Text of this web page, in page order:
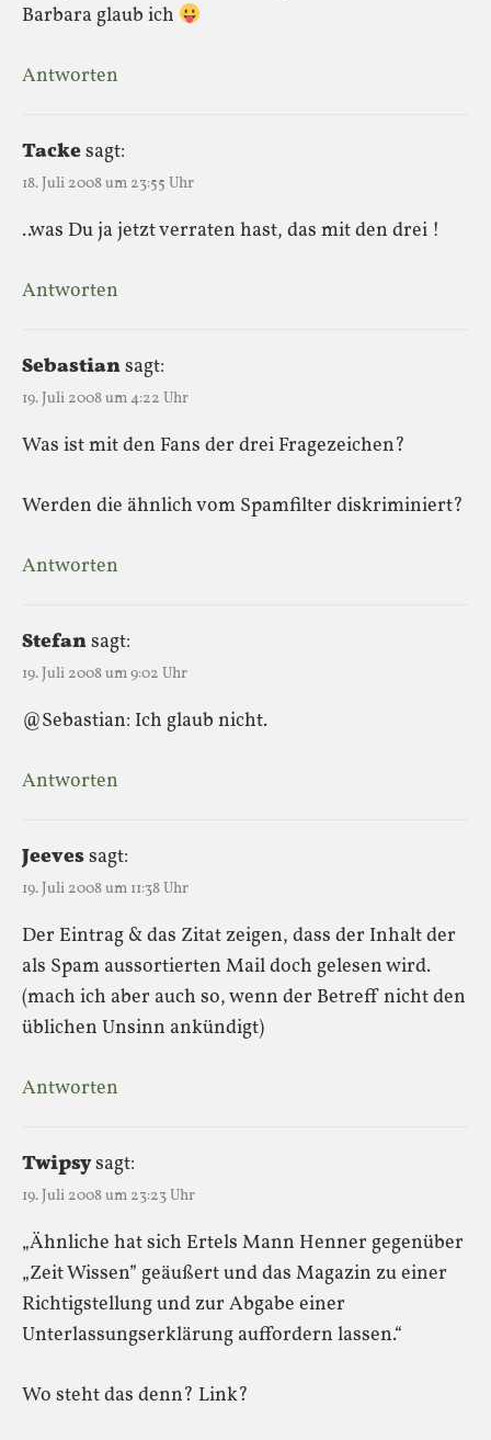
Barbara glaub ich
Antworten
Tackesagt:
18. Juli 2008 um 23:55 Uhr
..was Du ja jetzt verraten hast, das mit den drei !
Antworten
Sebastiansagt:
19. Juli 2008 um 4:22 Uhr
Was ist mit den Fans der drei Fragezeichen?
Werden die ähnlich vom Spamfilter diskriminiert?
Antworten
Stefansagt:
19. Juli 2008 um 9:02 Uhr
@Sebastian: Ich glaub nicht.
Antworten
Jeevessagt:
19. Juli 2008 um 11:38 Uhr
Der Eintrag & das Zitat zeigen, dass der Inhalt der
als Spam aussortierten Mail doch gelesen wird.
(mach ich aber auch so, wenn der Betreff nicht den
üblichen Unsinn ankündigt)
Antworten
Twipsysagt:
19. Juli 2008 um 23:23 Uhr
„Ähnliche hat sich Ertels Mann Henner gegenüber
„Zeit Wissen” geäußert und das Magazin zu einer
Richtigstellung und zur Abgabe einer
Unterlassungserklärung auffordern lassen.“
Wo steht das denn? Link?